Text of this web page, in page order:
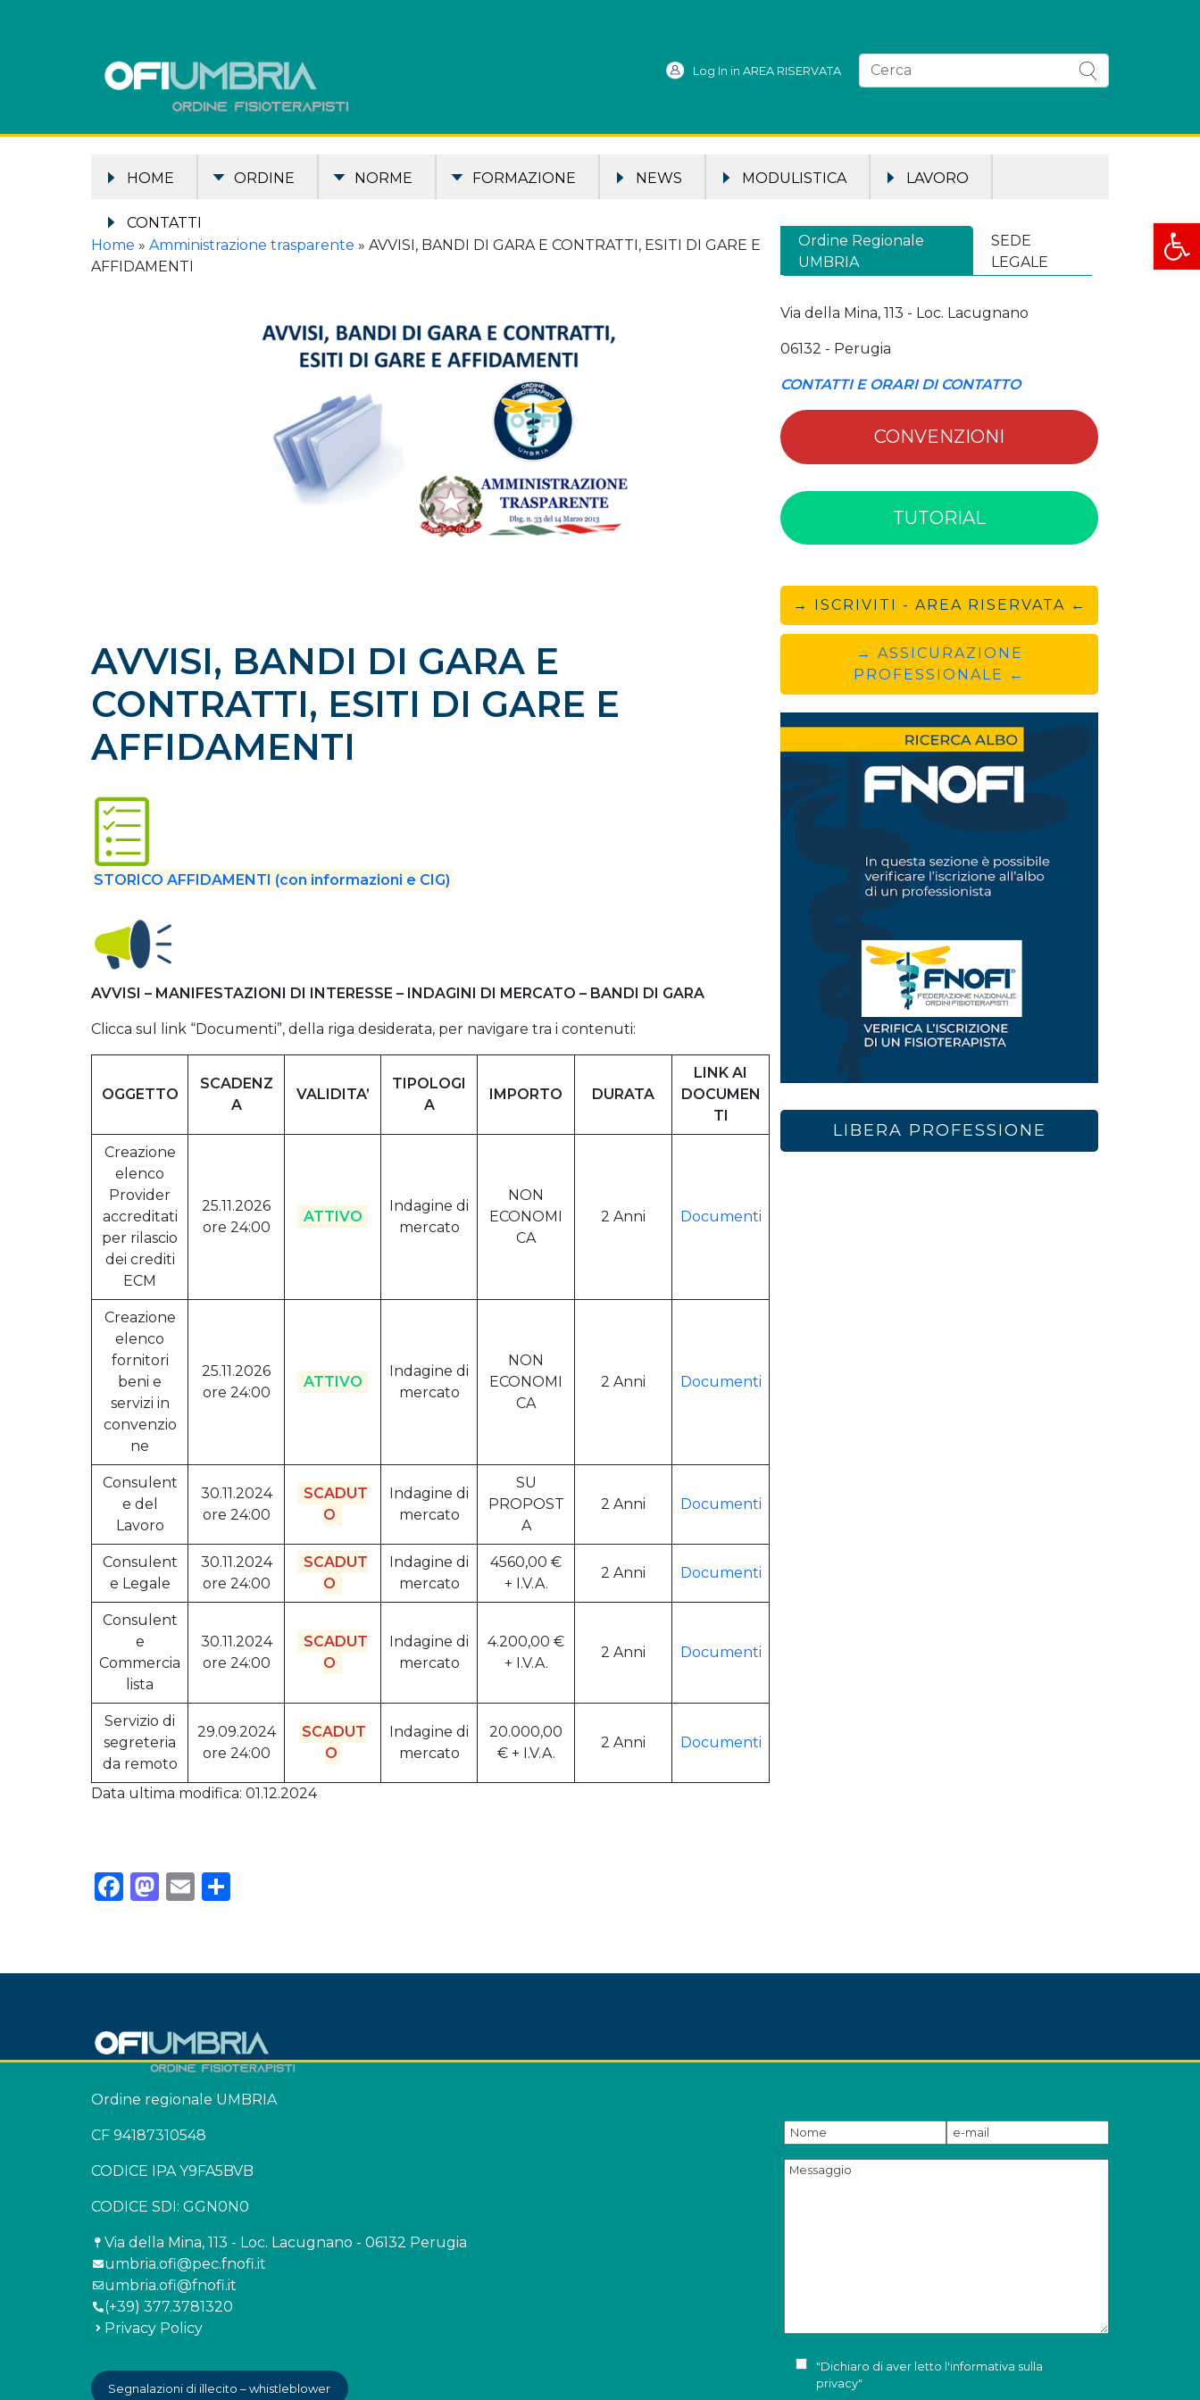
Apri
Log In in AREA RISERVATA
HOME ORDINE NORME FORMAZIONE NEWS MODULISTICA LAVORO
CONTATTI
Home » Amministrazione trasparente » AVVISI, BANDI DI GARA E CONTRATTI, ESITI DI GARE E
AFFIDAMENTI
AVVISI, BANDI DI GARA E
CONTRATTI, ESITI DI GARE E
AFFIDAMENTI
STORICO AFFIDAMENTI (con informazioni e CIG)
AVVISI – MANIFESTAZIONI DI INTERESSE – INDAGINI DI MERCATO – BANDI DI GARA
Clicca sul link “Documenti”, della riga desiderata, per navigare tra i contenuti:
OGGETTO
SCADENZ
A
VALIDITA’
TIPOLOGI
A
IMPORTO DURATA
LINK AI
DOCUMEN
TI
Creazione
elenco
Provider
accreditati
per rilascio
dei crediti
ECM
25.11.2026
ore 24:00
ATTIVO
Indagine di
mercato
NON
ECONOMI
CA
2 Anni Documenti
Creazione
elenco
fornitori
beni e
servizi in
convenzio
ne
25.11.2026
ore 24:00
ATTIVO
Indagine di
mercato
NON
ECONOMI
CA
2 Anni Documenti
Consulent
e del
Lavoro
30.11.2024
ore 24:00
SCADUT
O
Indagine di
mercato
SU
PROPOST
A
2 Anni Documenti
Consulent
e Legale
30.11.2024
ore 24:00
SCADUT
O
Indagine di
mercato
4560,00 €
+ I.V.A.
2 Anni Documenti
Consulent
e
Commercia
lista
30.11.2024
ore 24:00
SCADUT
O
Indagine di
mercato
4.200,00 €
+ I.V.A.
2 Anni Documenti
Servizio di
segreteria
da remoto
29.09.2024
ore 24:00
SCADUT
O
Indagine di
mercato
20.000,00
€ + I.V.A.
2 Anni Documenti
Data ultima modifica: 01.12.2024
Facebook
Mastodon
Email
Ordine Regionale
UMBRIA
SEDE
LEGALE
Via della Mina, 113 - Loc. Lacugnano
06132 - Perugia
CONTATTI E ORARI DI CONTATTO
CONVENZIONI
TUTORIAL
→ ISCRIVITI - AREA RISERVATA ←
→ ASSICURAZIONE
PROFESSIONALE ←
LIBERA PROFESSIONE
Ordine regionale UMBRIA
CF 94187310548
CODICE IPA Y9FA5BVB
CODICE SDI: GGN0N0
Via della Mina, 113 - Loc. Lacugnano - 06132 Perugia
umbria.ofi@pec.fnofi.it
umbria.ofi@fnofi.it
(+39) 377.3781320
Privacy Policy
Segnalazioni di illecito – whistleblower
"Dichiaro di aver letto l'informativa sulla
privacy"